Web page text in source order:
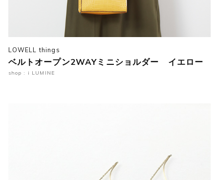
LOWELL things
ベルトオープン2WAYミニショルダー イエロー
shop : i LUMINE